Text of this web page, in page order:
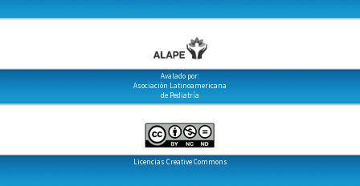
Avalado por:
Asociación Latinoamericana
de Pediatría
Licencias Creative Commons